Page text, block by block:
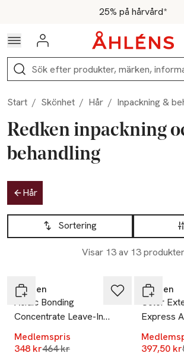
Hoppa till navigationsmenyn25% på hårvård*
För medlemmar - Shoppa
Logga in
Sök
Start / Skönhet / Hår / Inpackning &
Redken inpackning
behandling
Hoppa till produktsidan
Hår
Hoppa till produktsidan
Sortering
Visar 13 av 13 produkter
Lista över produkter
Redken
Acidic Bonding
Concentrate Leave-In
Treatment
Medlemspris
348 krLägsta pris 30 dagar
464 kr
Redken
Color
Express
Silvermask
397,50 kr